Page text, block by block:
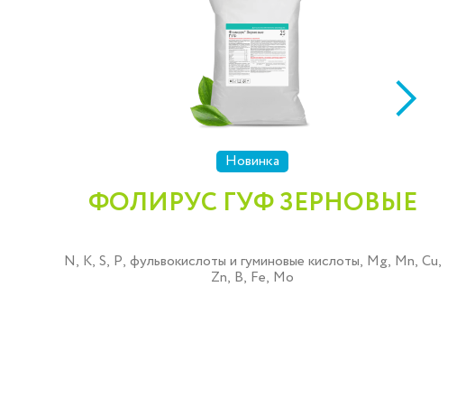
ФОЛИРУС ГУФ ЗЕРНОВЫЕ
Новинка
N, K, S, P, фульвокислоты и гуминовые кислоты, Mg, Mn, Cu,
Zn, B, Fe, Mo